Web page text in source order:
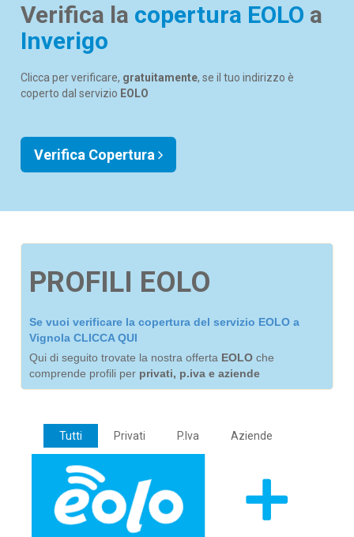
Verifica la copertura EOLO a
Inverigo
Clicca per verificare, gratuitamente, se il tuo indirizzo è
coperto dal servizio EOLO
Verifica Copertura
PROFILI EOLO
Se vuoi verificare la copertura del servizio EOLO a
Vignola CLICCA QUI
Qui di seguito trovate la nostra offerta EOLO che
comprende profili per privati, p.iva e aziende
Tutti Privati P.Iva Aziende